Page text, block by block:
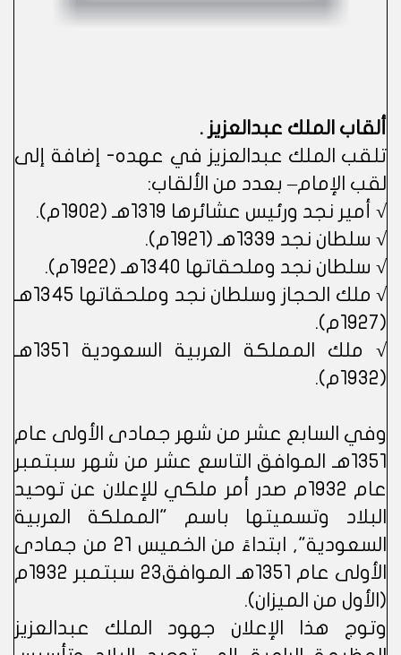
ألقاب الملك عبدالعزيز .
تلقب الملك عبدالعزيز في عهده- إضافة إلى
لقب الإمام– بعدد من الألقاب:
√ أمير نجد ورئيس عشائرها 1319هـ (1902م).
√ سلطان نجد 1339هـ (1921م).
√ سلطان نجد وملحقاتها 1340هـ (1922م).
√ ملك الحجاز وسلطان نجد وملحقاتها 1345هـ
(1927م).
√ ملك المملكة العربية السعودية 1351هـ
(1932م).
وفي السابع عشر من شهر جمادى الأولى عام
1351هـ الموافق التاسع عشر من شهر سبتمبر
عام 1932م صدر أمر ملكي للإعلان عن توحيد
البلاد وتسميتها باسم "المملكة العربية
السعودية", ابتداءً من الخميس 21 من جمادى
الأولى عام 1351هـ الموافق23 سبتمبر 1932م
(الأول من الميزان).
وتوج هذا الإعلان جهود الملك عبدالعزيز